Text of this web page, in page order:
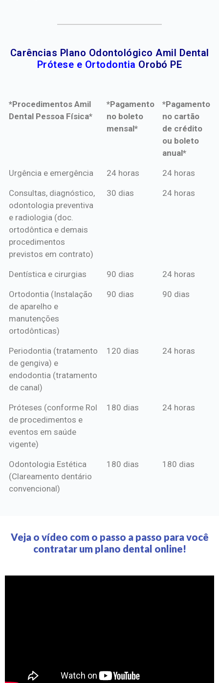
Carências Plano Odontológico Amil Dental
Prótese e Ortodontia Orobó PE
*Procedimentos Amil
Dental Pessoa Física*
*Pagamento
no boleto
mensal*
*Pagamento
no cartão
de crédito
ou boleto
anual*
*Procedimentos Amil
*Pagamento
mensal*
*Pagamento
de crédito
Urgência e emergência 24 horas 24 horas
Consultas, diagnóstico,
odontologia preventiva
e radiologia (doc.
ortodôntica e demais
procedimentos
previstos em contrato)
30 dias 24 horas
Dentística e cirurgias 90 dias 24 horas
Ortodontia (Instalação
de aparelho e
manutenções
ortodônticas)
90 dias 90 dias
Periodontia (tratamento
de gengiva) e
endodontia (tratamento
de canal)
120 dias 24 horas
Próteses (conforme Rol
de procedimentos e
eventos em saúde
vigente)
180 dias 24 horas
Odontologia Estética
(Clareamento dentário
convencional)
180 dias 180 dias
Veja o vídeo com o passo a passo para você
contratar um plano dental online!